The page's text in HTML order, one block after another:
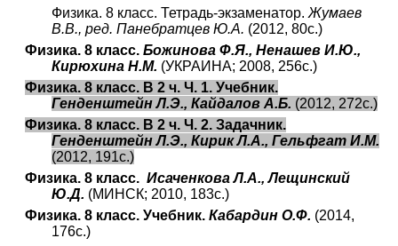
Физика. 8 класс. Тетрадь-экзаменатор. Жумаев
В.В., ред. Панебратцев Ю.А. (2012, 80с.)
Физика. 8 класс. Божинова Ф.Я., Ненашев И.Ю.,
Кирюхина Н.М. (УКРАИНА; 2008, 256с.)
Физика. 8 класс. В 2 ч. Ч. 1. Учебник.
Генденштейн Л.Э., Кайдалов А.Б. (2012, 272с.)
Физика. 8 класс. В 2 ч. Ч. 2. Задачник.
Генденштейн Л.Э., Кирик Л.А., Гельфгат И.М.
(2012, 191с.)
Физика. 8 класс. Исаченкова Л.А., Лещинский
Ю.Д. (МИНСК; 2010, 183с.)
Физика. 8 класс. Учебник. Кабардин О.Ф. (2014,
176с.)